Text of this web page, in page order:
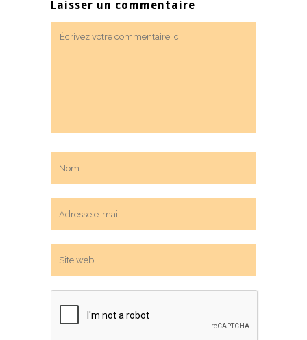
Laisser un commentaire